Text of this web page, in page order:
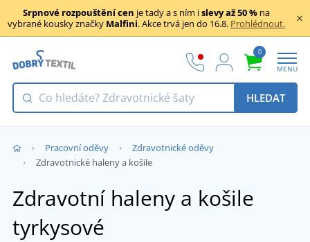
Srpnové rozpouštění cen je tady a s ním islevy až 50 % na
vybrané kousky značky Malfini. Akce trvá jen do 16.8. Prohlédnout.
0
MENU
HLEDAT
Pracovní oděvy
Zdravotnické oděvy
Zdravotnické haleny a košile
Zdravotní haleny a košile
tyrkysové